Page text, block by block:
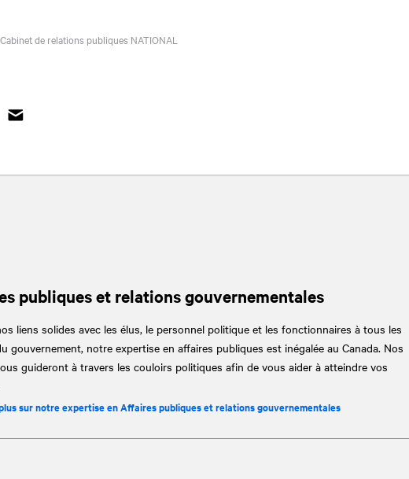
de relations publiques NATIONAL
publiques et relations gouvernementales
liens solides avec les élus, le personnel politique et les fonctionnaires à tous les
gouvernement, notre expertise en affaires publiques est inégalée au Canada. Nos
guideront à travers les couloirs politiques afin de vous aider à atteindre vos
sur notre expertise en Affaires publiques et relations gouvernementales